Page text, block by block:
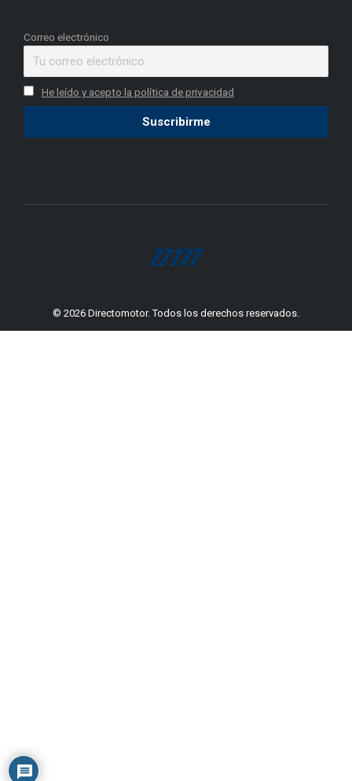
opens
window
opens
window
Correo electrónico
He leído y acepto la política de privacidad
© 2026 Directomotor. Todos los derechos reservados.